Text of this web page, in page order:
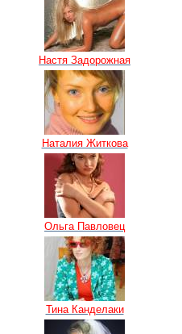
Настя Задорожная
Наталия Житкова
Ольга Павловец
Тина Канделаки